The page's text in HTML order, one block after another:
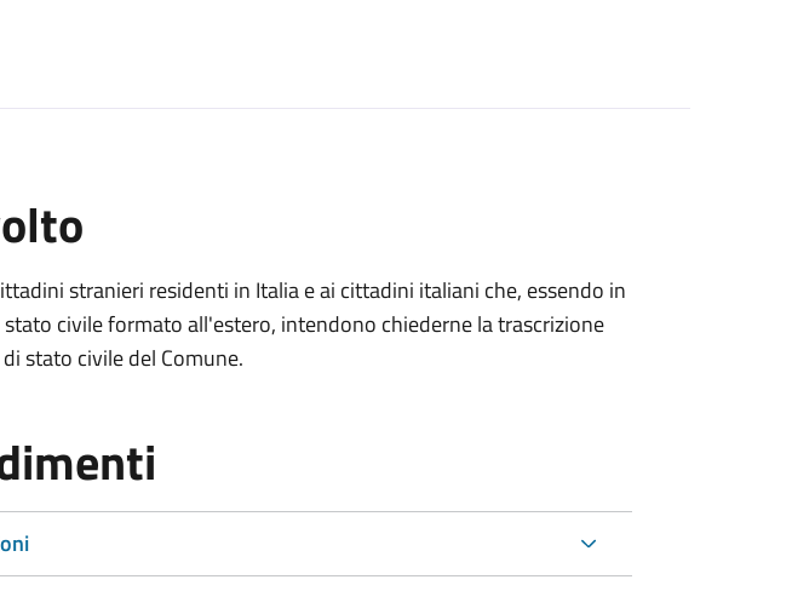
stranieri residenti in Italia e ai cittadini italiani che, essendo in
civile formato all'estero, intendono chiederne la trascrizione
stato civile del Comune.